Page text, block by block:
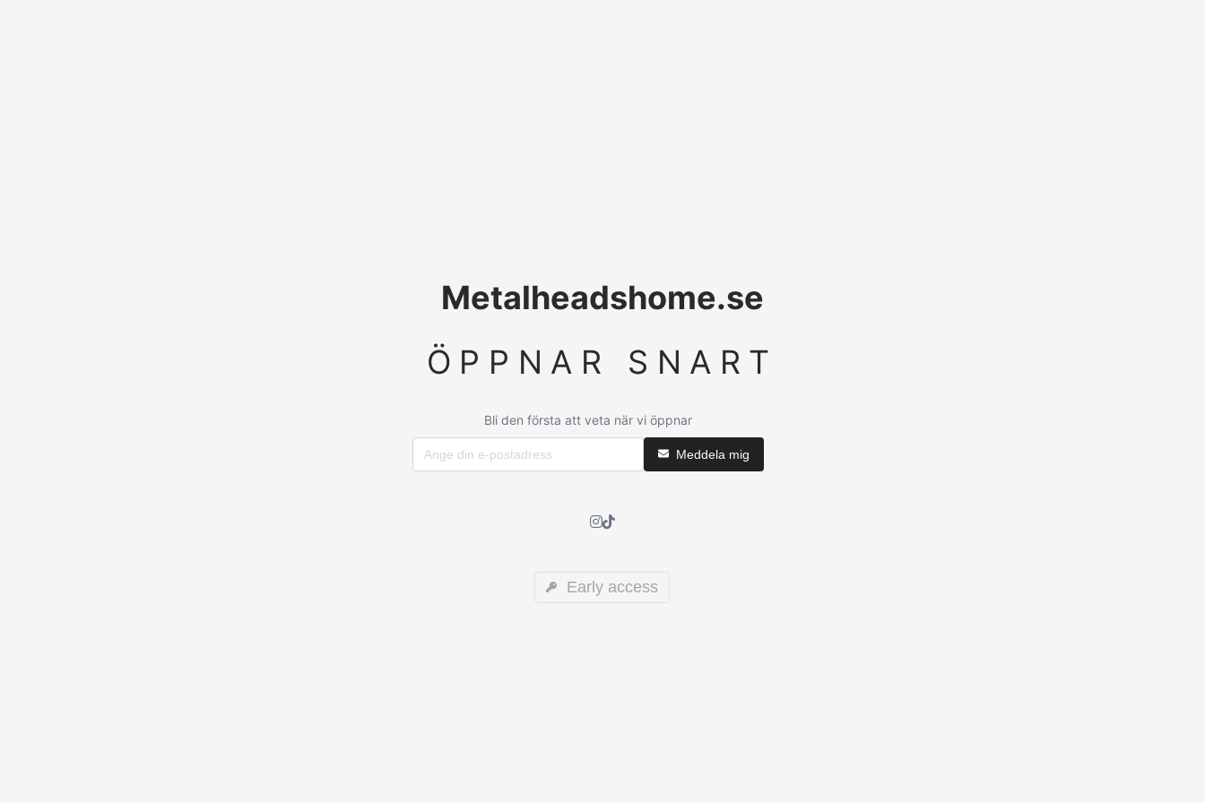
Metalheadshome.se
ÖPPNAR SNART
Bli den första att veta när vi öppnar
Meddela mig
Early access